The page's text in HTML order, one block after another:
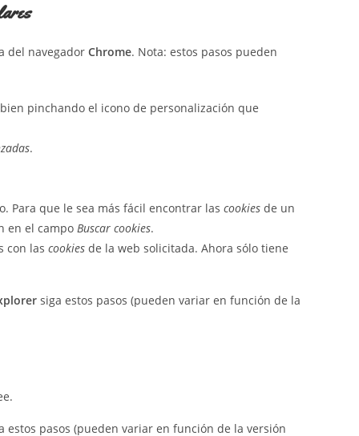
del navegador Chrome. Nota: estos pasos pueden
pinchando el icono de personalización que
.
Para que le sea más fácil encontrar las cookies de un
en el campo Buscar cookies.
con las cookies de la web solicitada. Ahora sólo tiene
siga estos pasos (pueden variar en función de la
estos pasos (pueden variar en función de la versión